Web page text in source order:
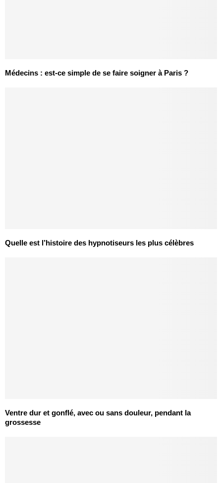
Médecins : est-ce simple de se faire soigner à Paris ?
Quelle est l’histoire des hypnotiseurs les plus célèbres
Ventre dur et gonflé, avec ou sans douleur, pendant la
grossesse